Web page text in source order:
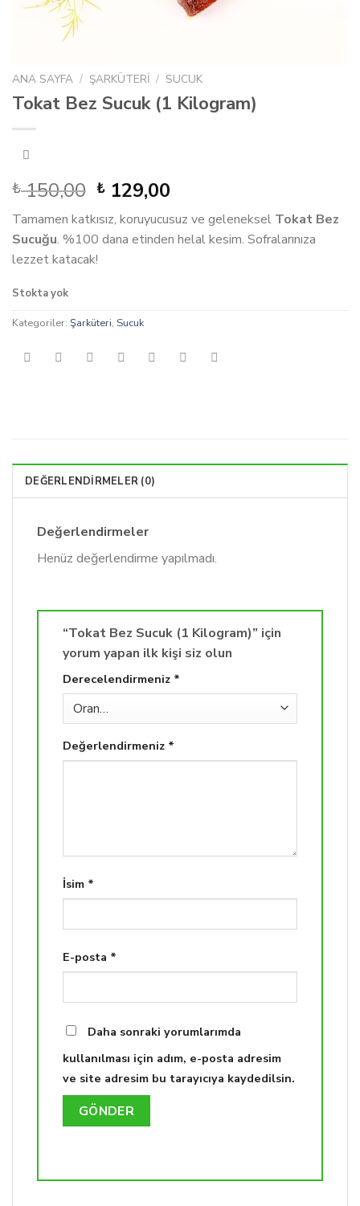
ANA SAYFA / ŞARKÜTERI / SUCUK
Tokat Bez Sucuk (1 Kilogram)
₺150,00 Orijinal
fiyat:
₺ 150,00.
₺ 129,00
andaki
fiyat:
₺ 129,00.
Tamamen katkısız, koruyucusuz ve geleneksel Tokat Bez
Sucuğu. %100 dana etinden helal kesim. Sofralarınıza
lezzet katacak!
Stokta yok
Kategoriler: Şarküteri, Sucuk
DEĞERLENDIRMELER (0)
Değerlendirmeler
Henüz değerlendirme yapılmadı.
“Tokat Bez Sucuk (1 Kilogram)” için
yorum yapan ilk kişi siz olun
Derecelendirmeniz *
Değerlendirmeniz *
İsim *
E-posta *
Daha sonraki yorumlarımda
kullanılması için adım, e-posta adresim
ve site adresim bu tarayıcıya kaydedilsin.